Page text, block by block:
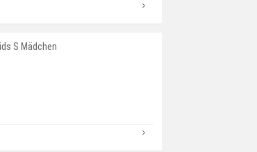
S Mädchen